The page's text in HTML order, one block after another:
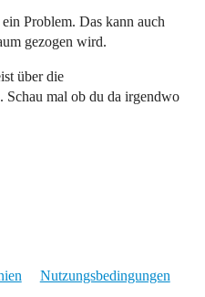
Problem. Das kann auch
gezogen wird.
über die
Schau mal ob du da irgendwo
Nutzungsbedingungen